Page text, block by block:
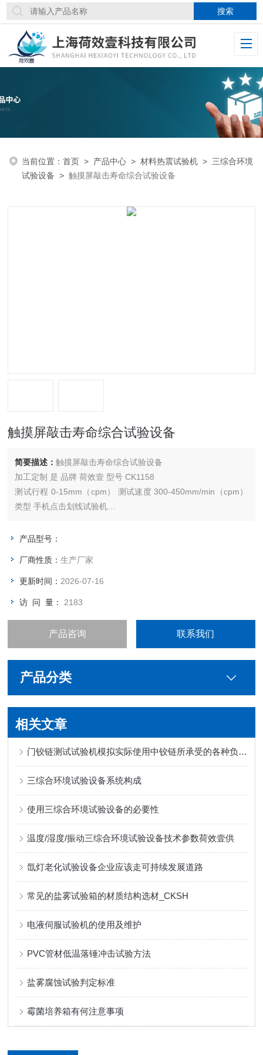
当前位置：首页 > 产品中心 >材料热震试验机 > 三综合环境
试验设备 >触摸屏敲击寿命综合试验设备
触摸屏敲击寿命综合试验设备
简要描述：触摸屏敲击寿命综合试验设备
加工定制 是 品牌 荷效壹 型号 CK1158
测试行程 0-15mm（cpm） 测试速度 300-450mm/min（cpm）
类型 手机点击划线试验机
围 本机台是手机，对讲机，电子词典，等小型消费类电子产品的
产品型号：
厂商性质：生产厂家
更新时间： 2026-07-16
访 问 量： 2183
产品咨询 联系我们
产品分类
相关文章
门铰链测试试验机模拟实际使用中铰链所承受的各种负载和应力
三综合环境试验设备系统构成
使用三综合环境试验设备的必要性
温度/湿度/振动三综合环境试验设备技术参数荷效壹供
氙灯老化试验设备企业应该走可持续发展道路
常见的盐雾试验箱的材质结构选材_CKSH
电液伺服试验机的使用及维护
PVC管材低温落锤冲击试验方法
盐雾腐蚀试验判定标准
霉菌培养箱有何注意事项